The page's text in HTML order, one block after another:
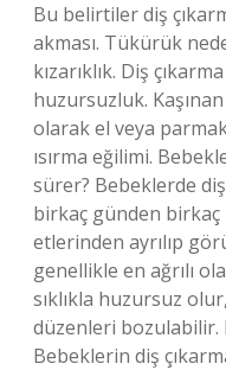
Bu belirtiler diş
akması. Tükürük
kızarıklık. Diş
huzursuzluk.
olarak el veya
ısırma eğilimi.
sürer? Bebeklerde
birkaç günden
etlerinden ayrılıp
genellikle en ağrılı
sıklıkla huzursuz
düzenleri bozulabilir.
Bebeklerin diş